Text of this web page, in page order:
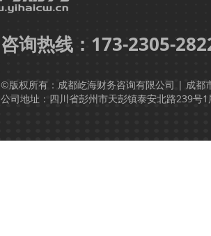
咨询热线：173-2305-
©版权所有：成都屹海财务咨询有限公司 | 成都
公司地址：四川省彭州市天彭镇泰安北路239号